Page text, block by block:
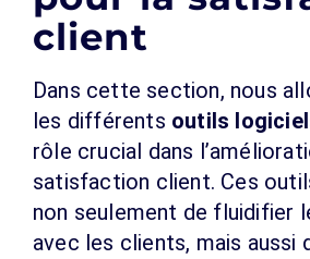
client
Dans cette section, nous
les différents outils
rôle crucial dans
satisfaction client. Ces
non seulement de fluidifier
avec les clients, mais aussi